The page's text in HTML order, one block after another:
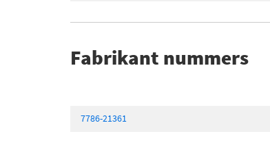
Fabrikant nummers
7786-21361